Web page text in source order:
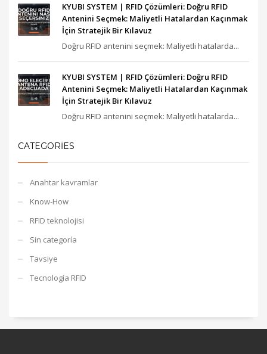
KYUBI SYSTEM | RFID Çözümleri: Doğru RFID
Antenini Seçmek: Maliyetli Hatalardan Kaçınmak
İçin Stratejik Bir Kılavuz
Doğru RFID antenini seçmek: Maliyetli hatalarda...
KYUBI SYSTEM | RFID Çözümleri: Doğru RFID
Antenini Seçmek: Maliyetli Hatalardan Kaçınmak
İçin Stratejik Bir Kılavuz
Doğru RFID antenini seçmek: Maliyetli hatalarda...
CATEGORIES
Anahtar kavramlar
Know-How
RFID teknolojisi
Sin categoría
Tavsiye
Tecnología RFID